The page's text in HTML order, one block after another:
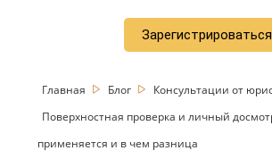
Зарегистрироваться
Главная Блог
Консультации от
Поверхностная проверка и личный
применяется и в чем разница